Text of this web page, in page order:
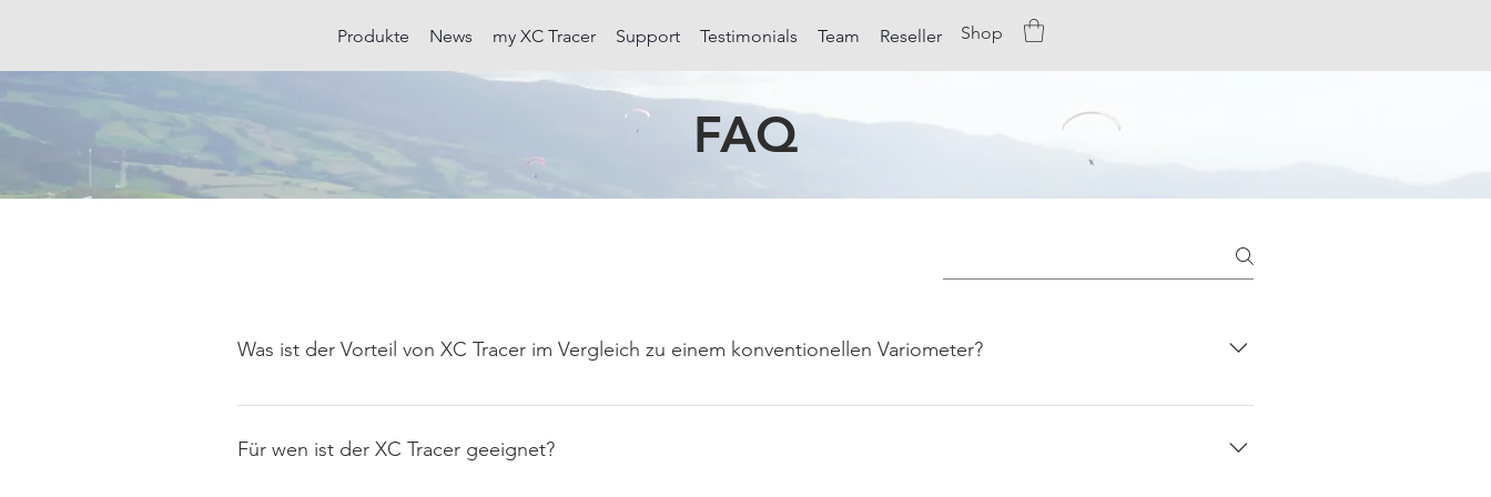
Produkte News my XC Tracer Support Testimonials Team Reseller Shop
FAQ
Was ist der Vorteil von XC Tracer im Vergleich zu einem konventionellen Variometer?
XC Tracer hat keine Verzögerung und zeigt im Gegensatz zu einem konventionellen Variometer das Steigen / Sinken ohne
Thermik zu fliegen als mit einem konventionellen Variometer, speziell bei schwachen Bedingungen. Du kannst dies selber
Für wen ist der XC Tracer geeignet?